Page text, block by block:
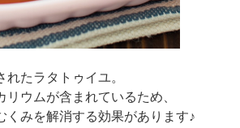
たラタトゥイユ。
ウムが含まれているため、
くみを解消する効果があります♪